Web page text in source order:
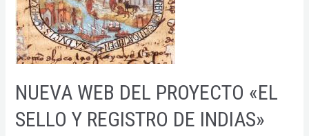
el
documento
en
el
gobierno
Indias.
NUEVA WEB DEL PROYECTO «EL
SELLO Y REGISTRO DE INDIAS»